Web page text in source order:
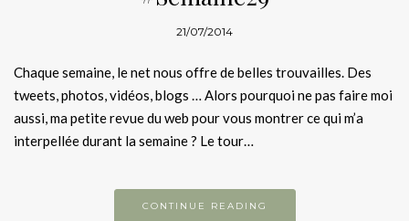
21/07/2014
Chaque semaine, le net nous offre de belles trouvailles. Des
tweets, photos, vidéos, blogs … Alors pourquoi ne pas faire moi
aussi, ma petite revue du web pour vous montrer ce qui m’a
interpellée durant la semaine ? Le tour…
CONTINUE READING